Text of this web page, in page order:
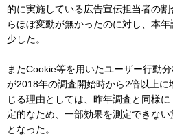
的に実施している広告宣伝担当者の
らほぼ変動が無かったのに対し、本
少した。
またCookie等を用いたユーザー行動
が2018年の調査開始時から2倍以上
じる理由としては、昨年調査と同様
定的なため、一部効果を測定できな
となった。